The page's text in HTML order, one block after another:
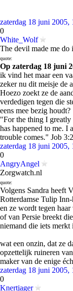
zaterdag 18 juni 2005,
0
White_Wolf
The devil made me do
quote:
Op zaterdag 18 juni
ik vind het maar een
zeker nu dit meisje de
Hoezo zoekt ze de
verdedigen tegen die
eens mee bezig houdt?
"For the thing I greatly
has happened to me. I
trouble comes." Job
zaterdag 18 juni 2005,
0
AngryAngel
Zorgwatch.nl
quote:
Volgens Sandra heeft
Rotterdamse Tulip
en ze wordt tegen
of van Persie breekt
niemand die iets merkt
wat een onzin, dat ze
opzettelijk ruineren
maker van de enige
zaterdag 18 juni 2005,
0
Knertjager